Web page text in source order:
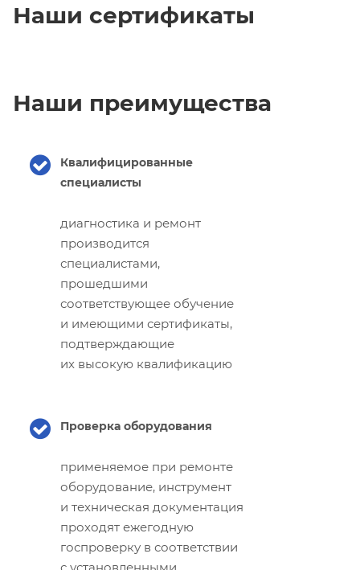
Наши сертификаты
Наши преимущества
Квалифицированные
специалисты
диагностика и ремонт
производится
специалистами,
прошедшими
соответствующее обучение
и имеющими сертификаты,
подтверждающие
их высокую квалификацию
Проверка оборудования
применяемое при ремонте
оборудование, инструмент
и техническая документация
проходят ежегодную
госпроверку в соответствии